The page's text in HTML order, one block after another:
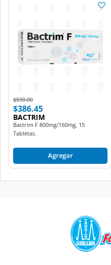
Price reduced from
$590.00to
$386.45
BACTRIM
Bactrim F 800mg/160mg, 15
Tabletas.
Agregar